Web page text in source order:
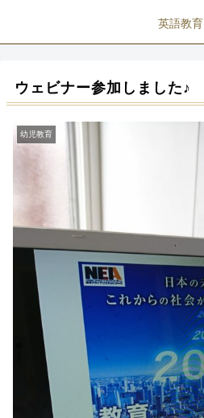
英語教育
ウェビナー参加しました♪
幼児教育